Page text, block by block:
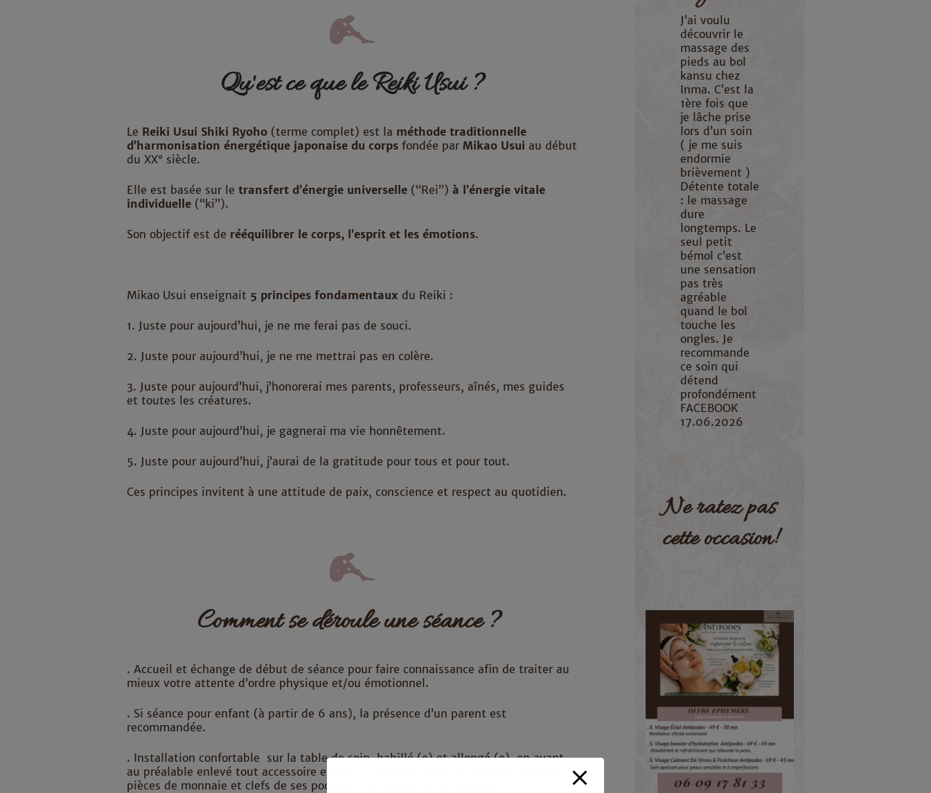
Qu'est ce que le Reiki Usui ?
Le Reiki Usui Shiki Ryoho (terme complet) est la méthode traditionnelle
d’harmonisation énergétique japonaise du corps fondée par Mikao Usui au début
du XX° siècle.
Elle est basée sur le transfert d’énergie universelle (“Rei”) à l’énergie vitale
individuelle (“ki”).
Son objectif est de rééquilibrer le corps, l’esprit et les émotions.
Mikao Usui enseignait 5 principes fondamentaux du Reiki :
1. Juste pour aujourd’hui, je ne me ferai pas de souci.
2. Juste pour aujourd’hui, je ne me mettrai pas en colère.
3. Juste pour aujourd’hui, j’honorerai mes parents, professeurs, aînés, mes guides
et toutes les créatures.
4. Juste pour aujourd’hui, je gagnerai ma vie honnêtement.
5. Juste pour aujourd’hui, j’aurai de la gratitude pour tous et pour tout.
Ces principes invitent à une attitude de paix, conscience et respect au quotidien.
Comment se déroule une séance ?
. Accueil et échange de début de séance pour faire connaissance afin de traiter au
mieux votre attente d’ordre physique et/ou émotionnel.
. Si séance pour enfant (à partir de 6 ans), la présence d’un parent est
recommandée.
. Installation confortable sur la table de soin, habillé (e) et allongé (e), en ayant
au préalable enlevé tout accessoire en métal (montre, ceinture, bagues, piercing,
pièces de monnaie et clefs de ses poches…) et éteint son téléphone,
J’ai voulu
découvrir le
massage des
pieds au bol
kansu chez
Inma. C’est la
1ère fois que
je lâche prise
lors d’un soin
( je me suis
endormie
brièvement )
Détente totale
: le massage
dure
longtemps. Le
seul petit
bémol c’est
une sensation
pas très
agréable
quand le bol
touche les
ongles. Je
recommande
ce soin qui
détend
profondément
FACEBOOK
17.06.2026
Ne ratez pas
cette occasion!